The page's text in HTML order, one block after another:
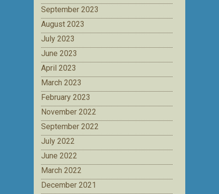
September 2023
August 2023
July 2023
June 2023
April 2023
March 2023
February 2023
November 2022
September 2022
July 2022
June 2022
March 2022
December 2021